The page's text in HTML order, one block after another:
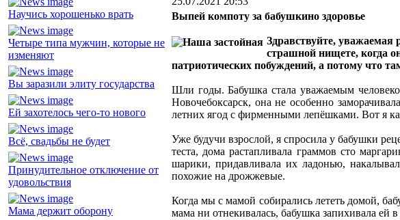
Научись хорошенько врать
Четыре типа мужчин, которые не
изменяют
Вы заразили элиту государства
Ей захотелось чего-то нового
Всё, свадьбы не будет
Принудительное отключение от
удовольствия
Мама держит оборону
Выпей компоту за бабушкино здоровье
Здравствуйте,
страшной нищете, когда
патриотических побуждений, а потому что
Шли годы. Бабушка стала уважаемым
Новочебоксарск, она не особенно
летних ягод с фирменными лепёшками. Вот я
Уже будучи взрослой, я спросила у бабушки
теста, дома растапливала граммов сто
шарики, придавливала их ладонью,
похожие на дрожжевые.
Когда мы с мамой собирались лететь домой,
мама ни отнекивалась, бабушка запихивала ей